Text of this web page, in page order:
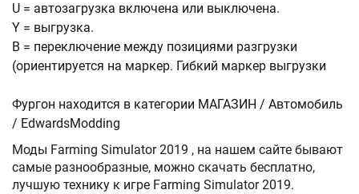
U = автозагрузка включена или выключена.
Y = выгрузка.
B = переключение между позициями разгрузки
(ориентируется на маркер. Гибкий маркер выгрузки
Фургон находится в категории МАГАЗИН / Автомобиль
/ EdwardsModding
Моды Farming Simulator 2019 , на нашем сайте бывают
самые разнообразные, можно скачать бесплатно,
лучшую технику к игре Farming Simulator 2019.